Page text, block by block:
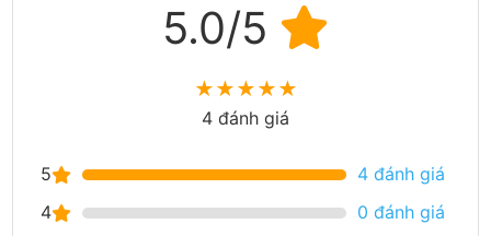
5.0/5
★★★★★
4 đánh giá
5
4 đánh giá
4
0 đánh giá